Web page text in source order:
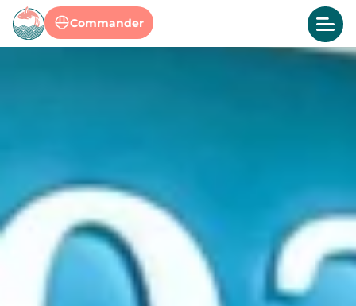
Commander